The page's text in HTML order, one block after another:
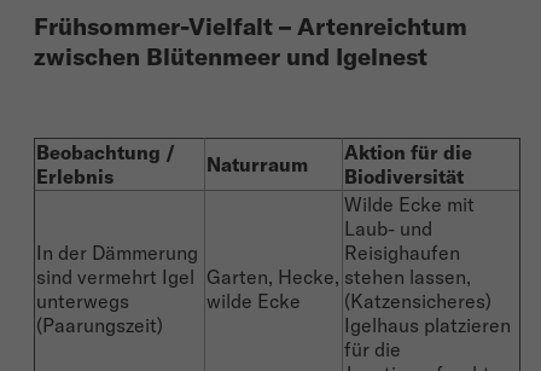
Frühsommer-Vielfalt – Artenreichtum
zwischen Blütenmeer und Igelnest
Beobachtung /
Erlebnis
Naturraum
Aktion für die
Biodiversität
In der Dämmerung
sind vermehrt Igel
unterwegs
(Paarungszeit)
Garten, Hecke,
wilde Ecke
Wilde Ecke mit
Laub- und
Reisighaufen
stehen lassen,
(Katzensicheres)
Igelhaus platzieren
für die